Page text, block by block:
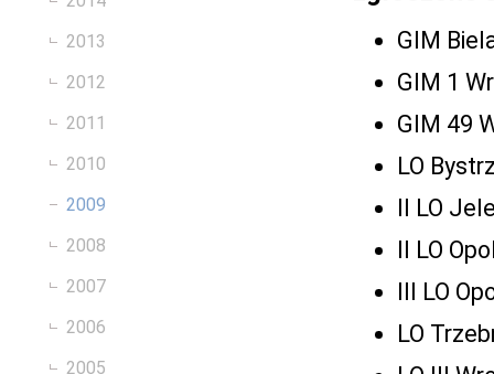
2013
2012
2011
2010
2009
2008
2007
2006
2005
GIM
GIM 1
GIM 49
LO
II LO
II LO
III LO
LO